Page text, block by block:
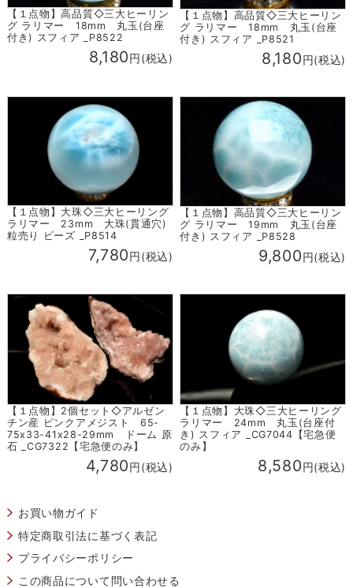
【１点物】高品質◇三大ヒーリン
グ ラリマー 18mm 丸玉(台座
付き) スフィア _P8522
8,180円(税込)
【１点物】高品質◇三大ヒーリン
グ ラリマー 18mm 丸玉(台座
付き) スフィア _P8521
8,180円(税込)
【１点物】大珠◇三大ヒーリング
ラリマー 23mm 大珠(貫通穴)
粒売り ビーズ _P8514
7,780円(税込)
【１点物】高品質◇三大ヒーリン
グ ラリマー 19mm 丸玉(台座
付き) スフィア _P8528
9,800円(税込)
【１点物】2個セット◇アルゼン
チン産 ピンクアメジスト 65-
75x33-41x28-29mm ドーム 原
石 _CG7322【宅急便のみ】
4,780円(税込)
【１点物】大珠◇三大ヒーリング
ラリマー 24mm 丸玉(台座付
き) スフィア _CG7044【宅急便
のみ】
8,580円(税込)
お買い物ガイド
特定商取引法に基づく表記
プライバシーポリシー
この商品について問い合わせる